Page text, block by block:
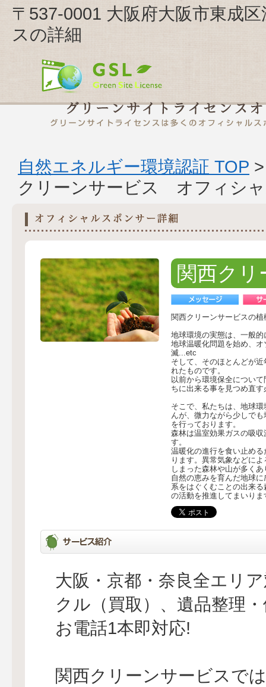
〒537-0001 大阪府大阪市東成
スの詳細
自然エネルギー環境認証 TOP
クリーンサービス オフィシ
関西ク
関西クリーンサービスの
地球環境の実態は、一般
地球温暖化問題を始め、
滅...etc
そして、そのほとんどが
れたものです。
以前から環境保全につい
ちに出来る事を見つめ直
そこで、私たちは、地球
んが、微力ながら少しで
を行っております。
森林は温室効果ガスの吸
す。
温暖化の進行を食い止め
ります。異常気象などに
しまった森林や山が多くあ
自然の恵みを育んだ地球
系をはぐくむことの出来
の活動を推進してまいりま
大阪・京都・奈良全エリ
クル（買取）、遺品整理
お電話1本即対応!
関西クリーンサービスで